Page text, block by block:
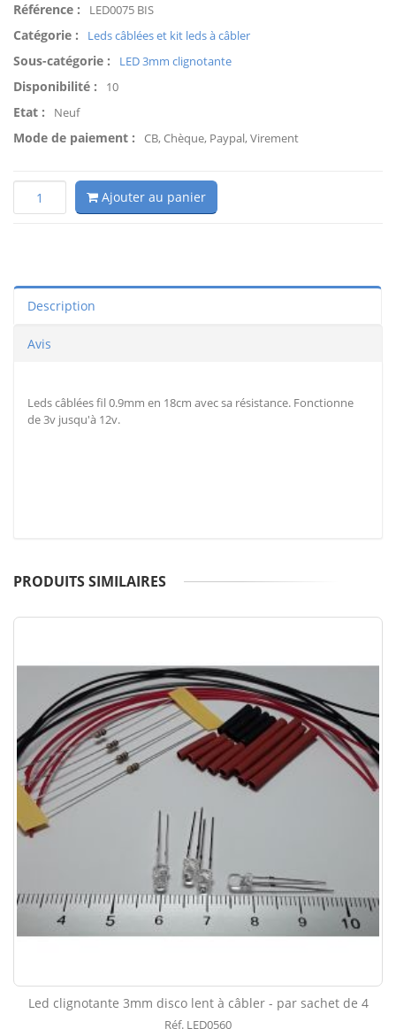
Référence : LED0075 BIS
Catégorie : Leds câblées et kit leds à câbler
Sous-catégorie : LED 3mm clignotante
Disponibilité : 10
Etat : Neuf
Mode de paiement : CB, Chèque, Paypal, Virement
Ajouter au panier
Description
Avis
Leds câblées fil 0.9mm en 18cm avec sa résistance. Fonctionne
de 3v jusqu'à 12v.
PRODUITS SIMILAIRES
Led clignotante 3mm disco lent à câbler - par sachet de 4
Réf. LED0560